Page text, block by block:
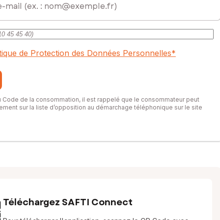
de Protection des Données Personnelles*
Code de la consommation, il est rappelé que le consommateur peut
sur la liste d’opposition au démarchage téléphonique sur le site
Téléchargez SAFTI Connect